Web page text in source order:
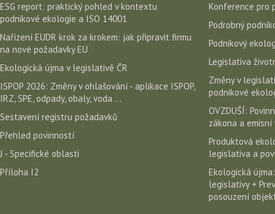
ESG report: praktický pohled v kontextu
podnikové ekologie a ISO 14001
Nařízení EUDR krok za krokem: jak připravit firmu
na nové požadavky EU
Ekologická újma v legislativě ČR
ISPOP 2026: Změny v ohlašování - aplikace ISPOP,
IRZ, SPE, odpady, obaly, voda ...
Sestavení registru požadavků
Přehled povinností
J - Specifické oblasti
Příloha I2
Konference pro
Podrobný
Podnikový
Legislativa
Změny v
podnikové
OVZDUŠÍ:
zákona a emisní
Produktová
legislativa a
Ekologická
legislativy +
posouzení